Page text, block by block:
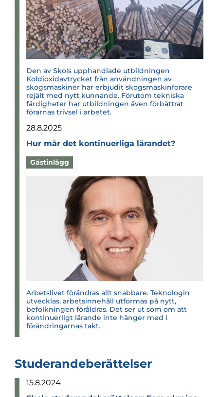
Den av Skols upphandlade utbildningen
Koldioxidavtrycket från användningen av
skogsmaskiner har erbjudit skogsmaskinförare
rejält med nytt kunnande. Förutom tekniska
färdigheter har utbildningen även förbättrat
förarnas trivsel i arbetet.
28.8.2025
Hur mår det kon­ti­nu­er­liga läran­det?
Gästinlägg
Arbetslivet förändras allt snabbare. Teknologin
utvecklas, arbetsinnehåll utformas på nytt,
befolkningen föråldras. Det ser ut som om att
kontinuerligt lärande inte hänger med i
förändringarnas takt.
Studerandeberättelser
15.8.2024